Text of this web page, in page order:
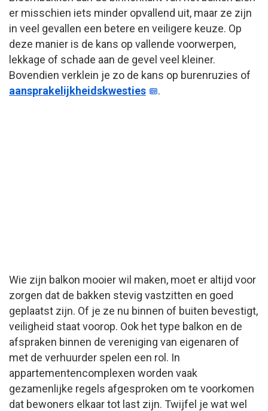
er misschien iets minder opvallend uit, maar ze zijn
in veel gevallen een betere en veiligere keuze. Op
deze manier is de kans op vallende voorwerpen,
lekkage of schade aan de gevel veel kleiner.
Bovendien verklein je zo de kans op burenruzies of
aansprakelijkheidskwesties
.
Wie zijn balkon mooier wil maken, moet er altijd voor
zorgen dat de bakken stevig vastzitten en goed
geplaatst zijn. Of je ze nu binnen of buiten bevestigt,
veiligheid staat voorop. Ook het type balkon en de
afspraken binnen de vereniging van eigenaren of
met de verhuurder spelen een rol. In
appartementencomplexen worden vaak
gezamenlijke regels afgesproken om te voorkomen
dat bewoners elkaar tot last zijn. Twijfel je wat wel